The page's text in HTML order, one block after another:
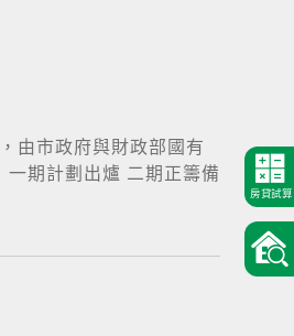
房貸試算
由市政府與財政部國有
期計劃出爐 二期正籌備